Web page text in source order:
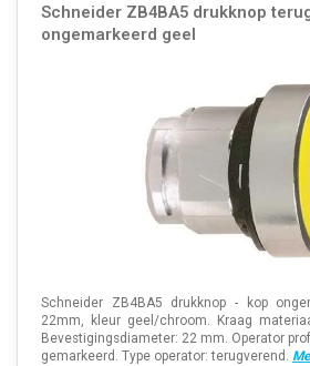
Schneider ZB4BA5 drukknop
ongemarkeerd geel
Schneider ZB4BA5 drukknop - kop
22mm, kleur geel/chroom. Kraag
Bevestigingsdiameter: 22 mm. Operator
gemarkeerd. Type operator: terugverend.